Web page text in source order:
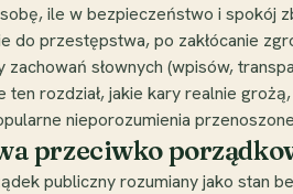
ile w bezpieczeństwo i spokój
do przestępstwa, po zakłócanie
słownych (wpisów,
ten rozdział, jakie kary realnie
nieporozumienia
przeciwko
publiczny rozumiany jako stan